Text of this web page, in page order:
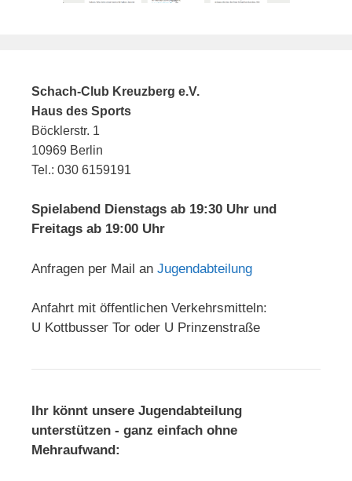
Schach-Club Kreuzberg e.V.
Haus des Sports
Böcklerstr. 1
10969 Berlin
Tel.: 030 6159191
Spielabend Dienstags ab 19:30 Uhr und
Freitags ab 19:00 Uhr
Anfragen per Mail an Jugendabteilung
Anfahrt mit öffentlichen Verkehrsmitteln:
U Kottbusser Tor oder U Prinzenstraße
Ihr könnt unsere Jugendabteilung
unterstützen - ganz einfach ohne
Mehraufwand: